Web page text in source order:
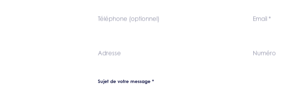
Téléphone (optionnel) Email *
Adresse Numéro
Sujet de votre message*